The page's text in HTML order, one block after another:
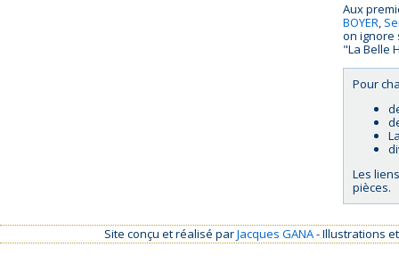
Aux
BOYER,
on ignore
"La Belle
Pour
Les
pièces.
Site conçu et réalisé parJacques GANA- Illustrations